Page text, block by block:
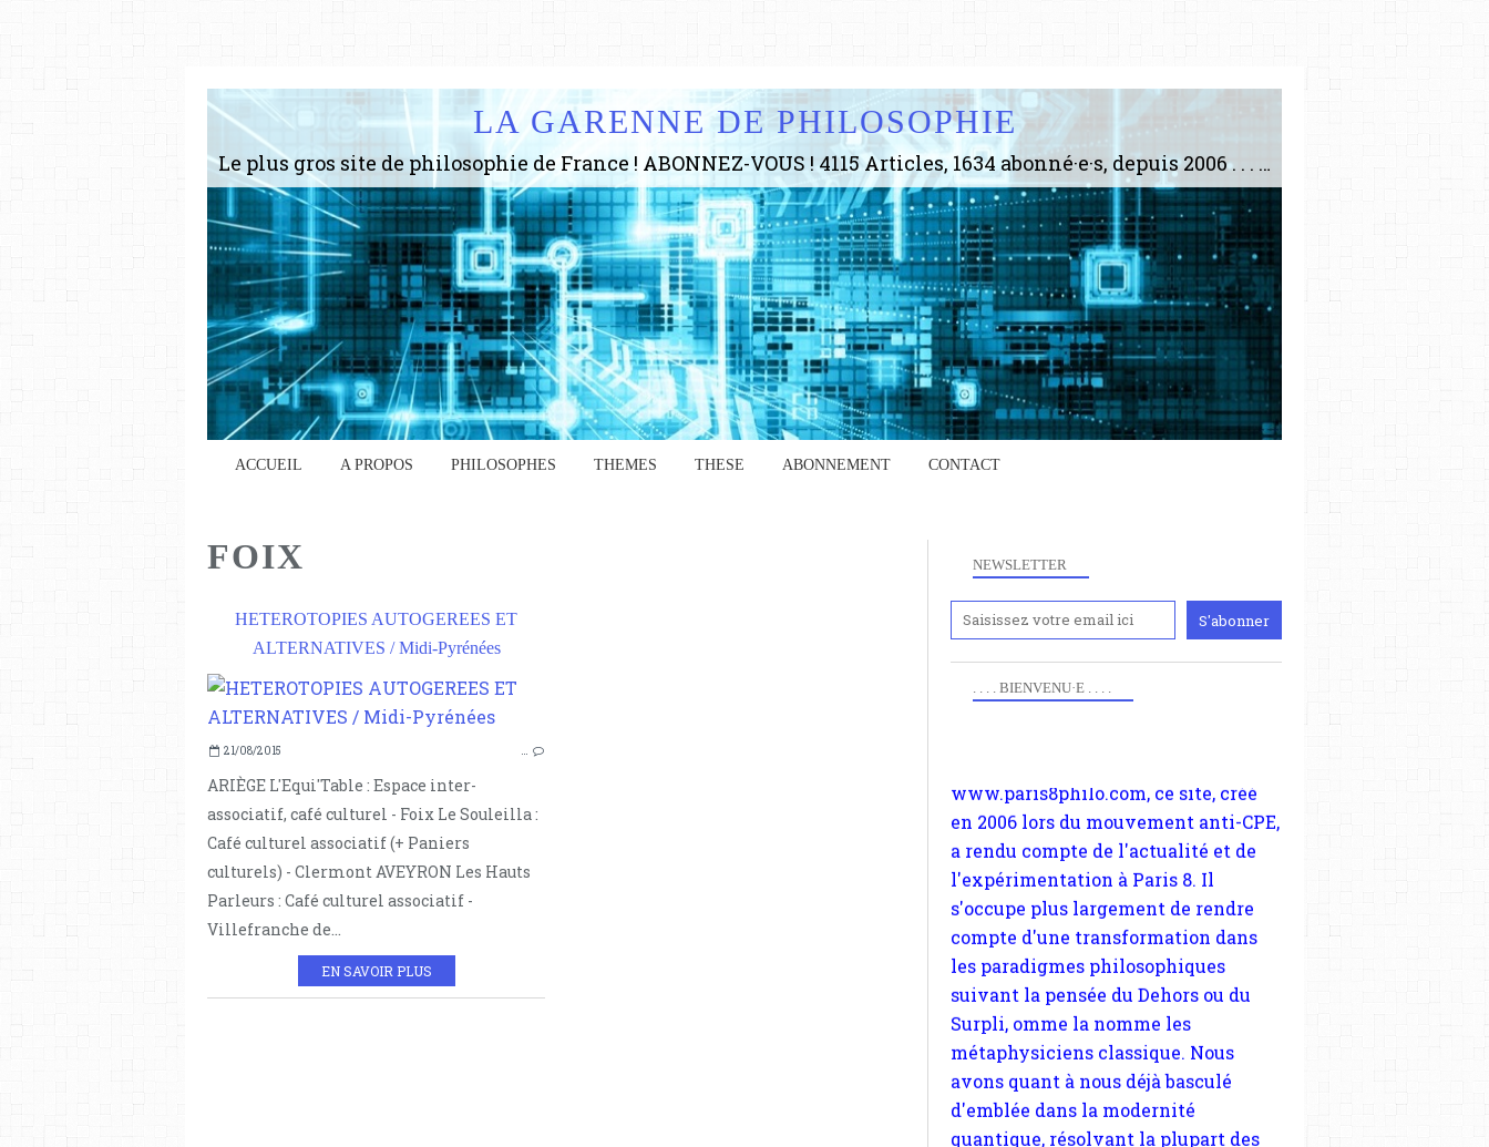
LA GARENNE DE PHILOSOPHIE
Le plus gros site de philosophie de France ! ABONNEZ-VOUS ! 4115 Articles, 1634 abonné·e·s, depuis 2006 . . . . . . . . 2 852 214 pages vues jusqu'à présent. Prestance et être apte à un plus grand nombre de choses.
ACCUEIL A PROPOS PHILOSOPHES THEMES THESE ABONNEMENT CONTACT
FOIX
HETEROTOPIES AUTOGEREES ET
ALTERNATIVES / Midi-Pyrénées
21/08/2015 …
ARIÈGE L'Equi'Table : Espace inter-
associatif, café culturel - Foix Le Souleilla :
Café culturel associatif (+ Paniers
culturels) - Clermont AVEYRON Les Hauts
Parleurs : Café culturel associatif -
Villefranche de...
EN SAVOIR PLUS
NEWSLETTER
. . . . BIENVENU·E . . . .
Anciennement
www.paris8philo.com, ce site, créé
en 2006 lors du mouvement anti-CPE,
s'occupe plus largement de rendre
compte d'une transformation dans
les paradigmes philosophiques
suivant la pensée du Dehors ou du
Surpli, omme la nomme les
métaphysiciens classique. Nous
avons quant à nous déjà basculé
d'emblée dans la modernité
quantique, résolvant la plupart des
impasses philosophique du WWe
siècle. Cette pensée hors contrat est
la marque d'une complexité, riche de
multiples facteurs et échelles. Ce